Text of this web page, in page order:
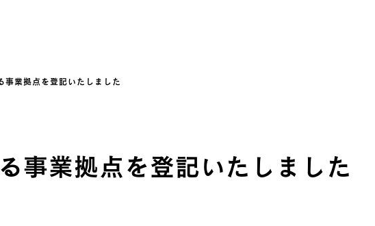
事業拠点を登記いたしました
事業拠点を登記いたしました